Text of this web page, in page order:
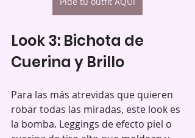
Look 3: Bichota de
Cuerina y Brillo
Para las más atrevidas que quieren
robar todas las miradas, este look es
la bomba. Leggings de efecto piel o